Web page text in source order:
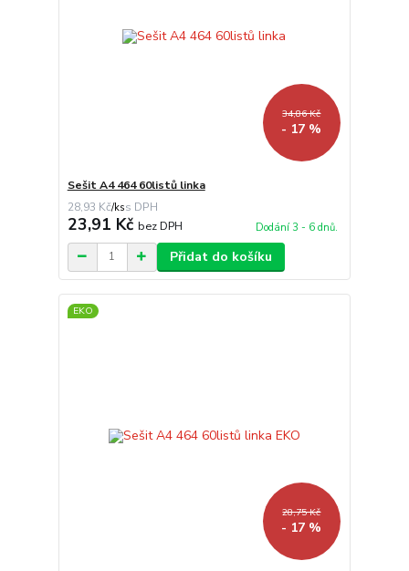
34,86 Kč
- 17 %
Sešit A4 464 60listů linka
28,93 Kč/ks
23,91 Kč bez DPH Dodání 3 - 6 dnů.
Přidat do košíku
EKO
28,75 Kč
- 17 %